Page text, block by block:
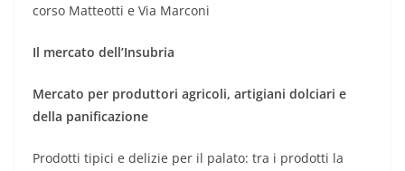
corso Matteotti e Via Marconi
Il mercato dell’Insubria
Mercato per produttori agricoli, artigiani dolciari e
della panificazione
Prodotti tipici e delizie per il palato: tra i prodotti la